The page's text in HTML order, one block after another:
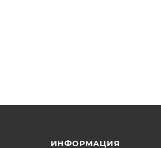
ИНФОРМАЦИЯ